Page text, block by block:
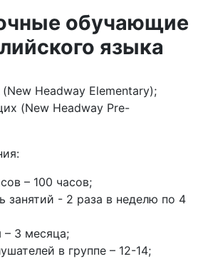
обучающие
языка
Headway Elementary);
(New Headway Pre-
– 100 часов;
занятий - 2 раза в неделю по 4
– 3 месяца;
в группе – 12-14;